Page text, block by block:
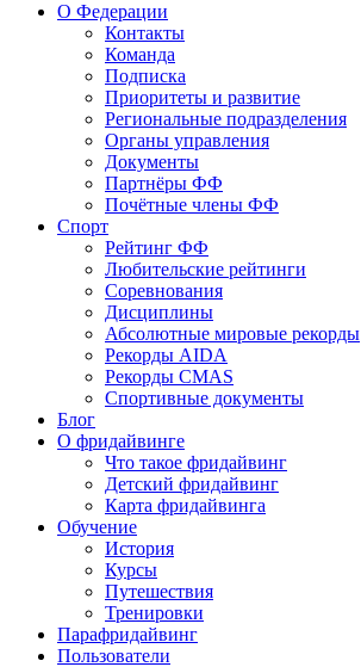
О Федерации
Контакты
Команда
Подписка
Приоритеты и развитие
Региональные подразделения
Органы управления
Документы
Партнёры ФФ
Почётные члены ФФ
Спорт
Рейтинг ФФ
Любительские рейтинги
Соревнования
Дисциплины
Абсолютные мировые рекорды
Рекорды AIDA
Рекорды CMAS
Спортивные документы
Блог
О фридайвинге
Что такое фридайвинг
Детский фридайвинг
Карта фридайвинга
Обучение
История
Курсы
Путешествия
Тренировки
Парафридайвинг
Пользователи